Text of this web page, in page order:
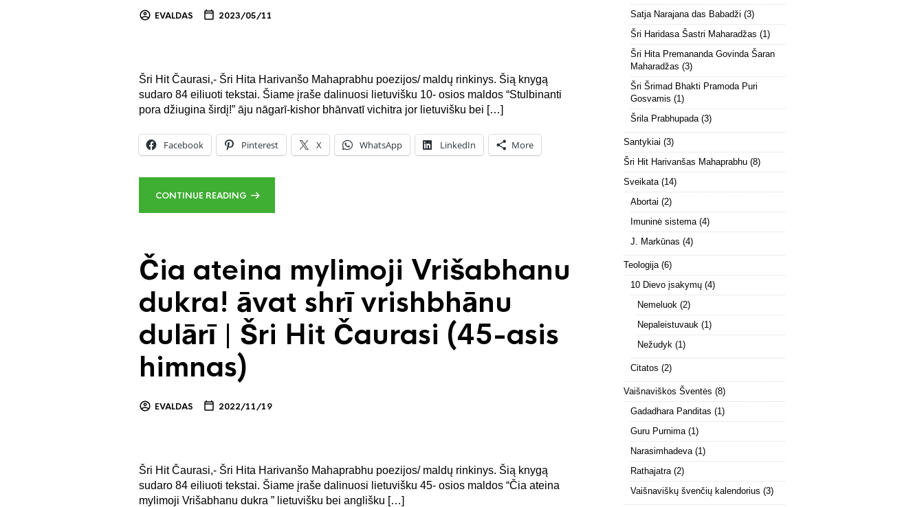
EVALDAS 2023/05/11
Šri Hit Čaurasi,- Šri Hita Harivanšo Mahaprabhu poezijos/ maldų rinkinys. Šią knygą
sudaro 84 eiliuoti tekstai. Šiame įraše dalinuosi lietuvišku 10- osios maldos “Stulbinanti
pora džiugina širdį!” āju nāgarī-kishor bhānvatī vichitra jor lietuvišku bei […]
Facebook Pinterest X WhatsApp LinkedIn More
CONTINUE READING
Čia ateina mylimoji Vrišabhanu
dukra! āvat shrī vrishbhānu
dulārī | Šri Hit Čaurasi (45-asis
himnas)
EVALDAS 2022/11/19
Šri Hit Čaurasi,- Šri Hita Harivanšo Mahaprabhu poezijos/ maldų rinkinys. Šią knygą
sudaro 84 eiliuoti tekstai. Šiame įraše dalinuosi lietuvišku 45- osios maldos “Čia ateina
mylimoji Vrišabhanu dukra ” lietuvišku bei anglišku […]
Satja Narajana das Babadži (3)
Šri Haridasa Šastri Maharadžas (1)
Šri Hita Premananda Govinda Šaran
Maharadžas (3)
Šri Šrimad Bhakti Pramoda Puri
Gosvamis (1)
Šrila Prabhupada (3)
Santykiai (3)
Šri Hit Harivanšas Mahaprabhu (8)
Sveikata (14)
Abortai (2)
Imuninė sistema (4)
J. Markūnas (4)
Teologija (6)
10 Dievo įsakymų (4)
Nemeluok (2)
Nepaleistuvauk (1)
Nežudyk (1)
Citatos (2)
Vaišnaviškos Šventės (8)
Gadadhara Panditas (1)
Guru Purnima (1)
Narasimhadeva (1)
Rathajatra (2)
Vaišnaviškų švenčių kalendorius (3)